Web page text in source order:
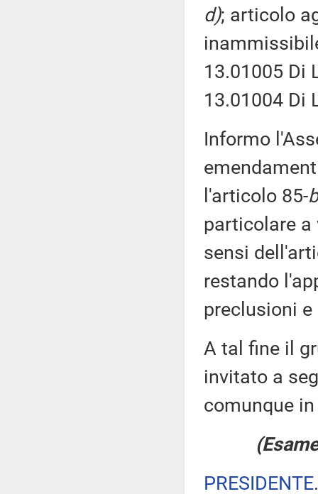
d); articolo
13.01005 Di
13.01004 Di
Informo
l'articolo 85-
particolare a
sensi
restando
preclusioni
A tal fine il
invitato a
comunque
PRESIDENTE